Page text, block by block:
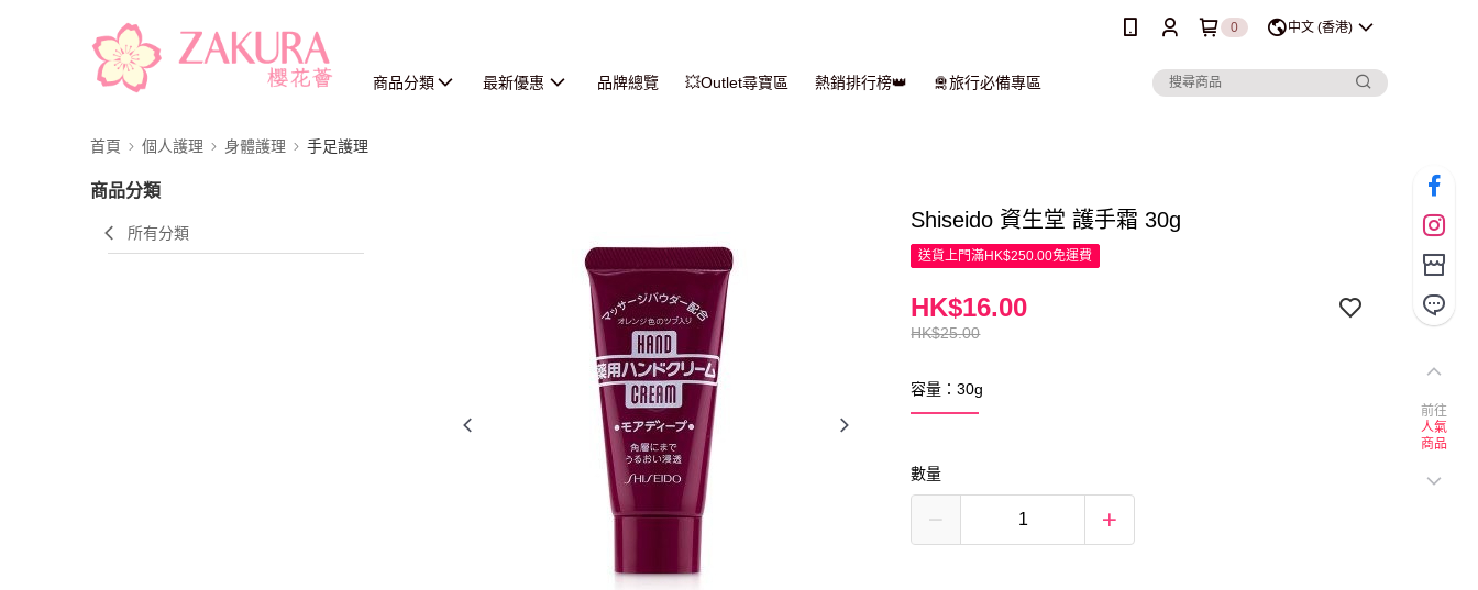
0 中文 (香港)
商品分類 最新優惠 品牌總覽 💥Outlet尋寶區 熱銷排行榜👑 🛅旅行必備專區
首頁 個人護理 身體護理 手足護理
商品分類
所有分類
Shiseido 資生堂 護手霜 30g
送貨上門滿HK$250.00免運費
HK$25.00
HK$16.00
容量：30g
數量
前往
人氣
商品